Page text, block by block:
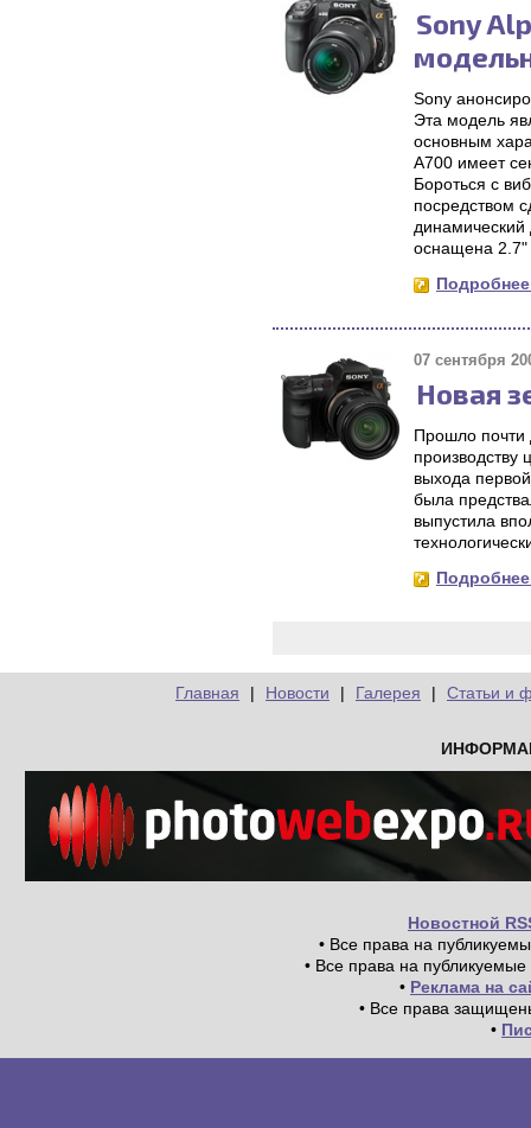
Sony
Sony
Эта модель
основным
A700 имеет
Бороться с
посредством
оснащена 2.7"
07 сентября
Новая
Прошло почти
выхода
была
выпустила
Главная | Новости | Галерея | Статьи и
Новостной
• Все права на
• Все права на
• Реклама на
• Все права
•